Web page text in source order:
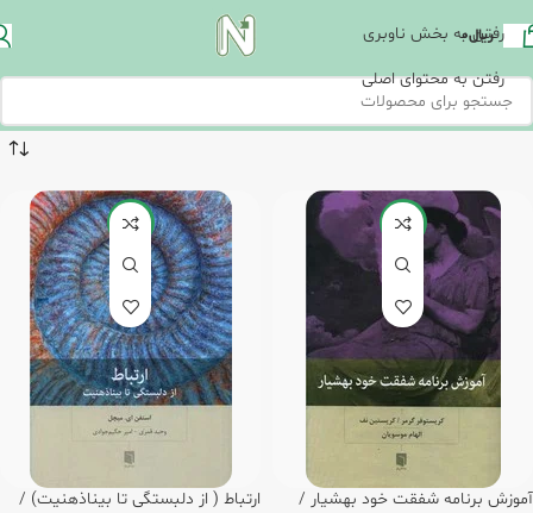
رفتن به بخش ناوبری
رفتن به محتوای اصلی
ریال0
-20%
آموزش برنامه شفقت خود بهشیار /
-20%
ارتباط ( از دلبستگی تا بیناذهنیت) /